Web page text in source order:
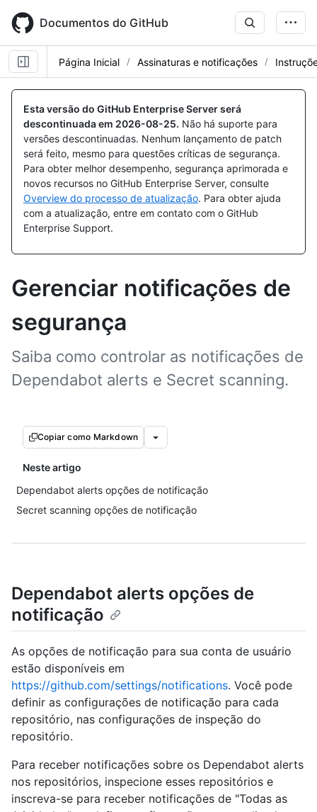
main
content
Documentos do GitHub
Página Inicial Assinaturas e notificações
Esta versão do GitHub Enterprise Server será
descontinuada em 2026-08-25. Não há suporte para
versões descontinuadas. Nenhum lançamento de patch
será feito, mesmo para questões críticas de segurança.
Para obter melhor desempenho, segurança aprimorada e
novos recursos no GitHub Enterprise Server, consulte
Overview do processo de atualização. Para obter ajuda
com a atualização, entre em contato com o GitHub
Enterprise Support.
Gerenciar notificações de
segurança
Saiba como controlar as notificações de
Dependabot alerts e Secret scanning.
Copiar como Markdown
Neste artigo
Dependabot alerts opções de notificação
Secret scanning opções de notificação
Dependabot alerts opções de
notificação
As opções de notificação para sua conta de usuário
estão disponíveis em
https://github.com/settings/notifications. Você pode
definir as configurações de notificação para cada
repositório, nas configurações de inspeção do
repositório.
Para receber notificações sobre os Dependabot alerts
nos repositórios, inspecione esses repositórios e
inscreva-se para receber notificações de "Todas as